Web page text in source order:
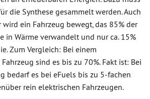
die Synthese gesammelt werden. Auch
ein Fahrzeug bewegt, das 85% der
in Wärme verwandelt und nur ca. 15%
Zum Vergleich: Bei einem
sind es bis zu 70%. Fakt ist: Bei
bedarf es bei eFuels bis zu 5-fachen
rein elektrischen Fahrzeugen.